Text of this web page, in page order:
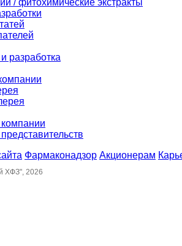
/ фитохимические экстракты
разработка
компании
Фармаконадзор Акционерам
ХФЗ", 2026